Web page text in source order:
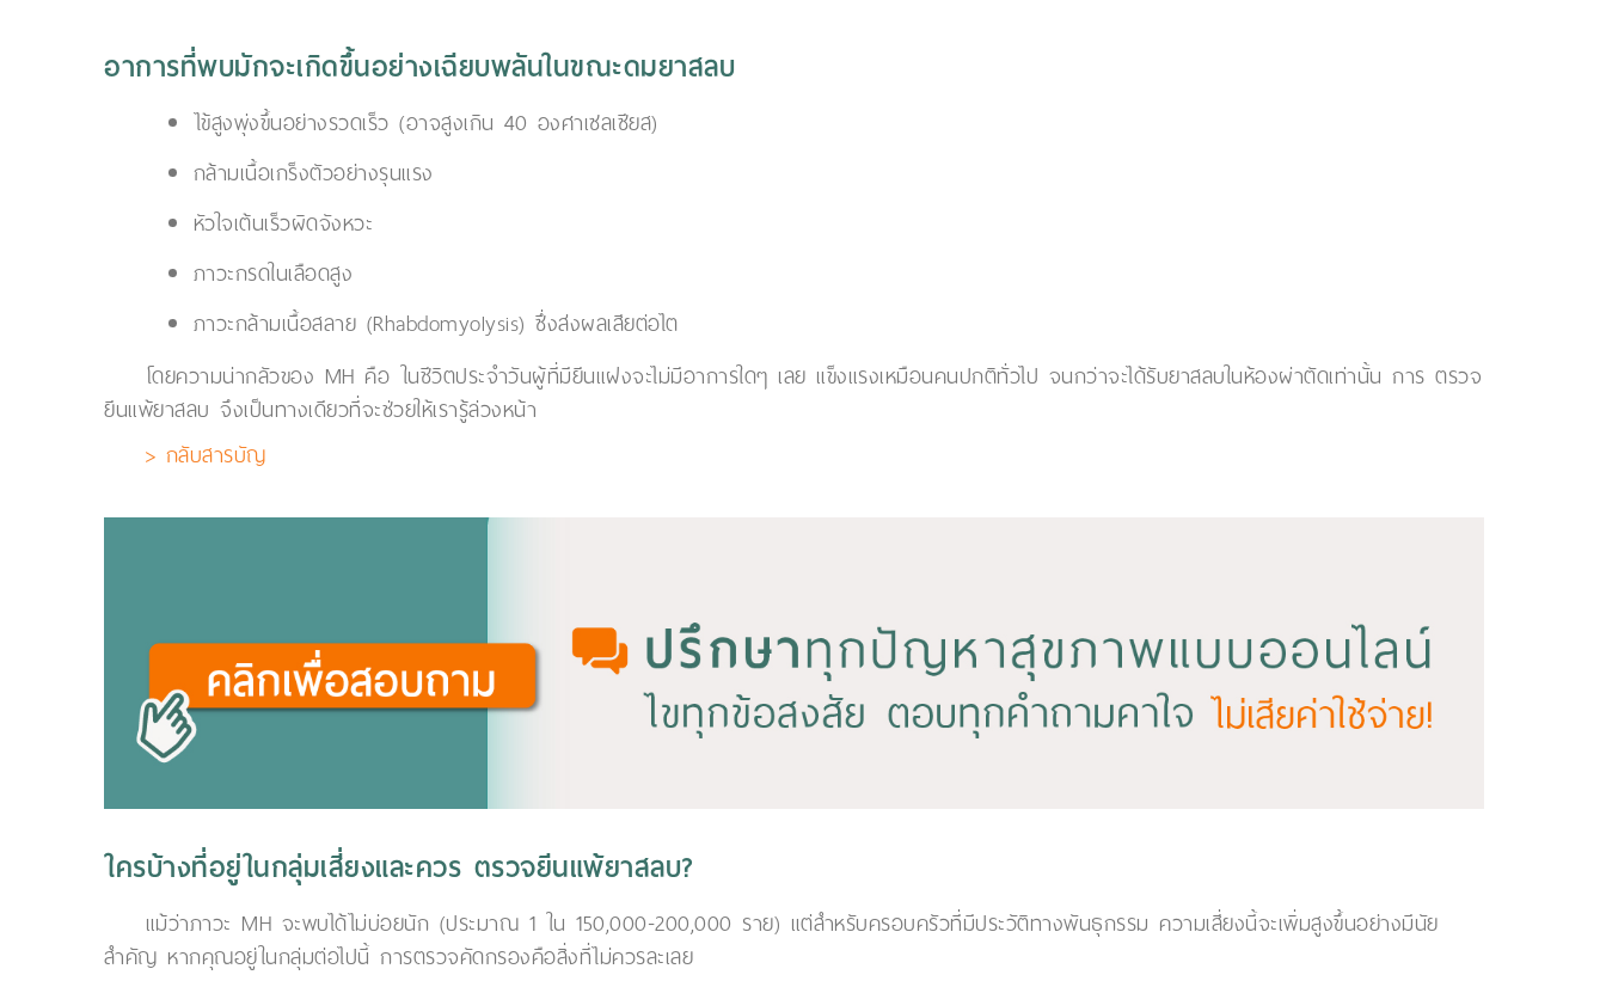
อาการที่พบมักจะเกิดขึ้นอย่างเฉียบพลันในขณะดมยาสลบ
ไข้สูงพุ่งขึ้นอย่างรวดเร็ว (อาจสูงเกิน 40 องศาเซลเซียส)
กล้ามเนื้อเกร็งตัวอย่างรุนแรง
หัวใจเต้นเร็วผิดจังหวะ
ภาวะกรดในเลือดสูง
ภาวะกล้ามเนื้อสลาย (Rhabdomyolysis) ซึ่งส่งผลเสียต่อไต
โดยความน่ากลัวของ MH คือ ในชีวิตประจำวันผู้ที่มียีนแฝงจะไม่มีอาการใดๆ เลย แข็งแรงเหมือนคนปกติทั่วไป จนกว่าจะได้รับยาสลบในห้องผ่าตัดเท่านั้น การ ตรวจ
ยีนแพ้ยาสลบ จึงเป็นทางเดียวที่จะช่วยให้เรารู้ล่วงหน้า
> กลับสารบัญ
ใครบ้างที่อยู่ในกลุ่มเสี่ยงและควร ตรวจยีนแพ้ยาสลบ?
แม้ว่าภาวะ MH จะพบได้ไม่บ่อยนัก (ประมาณ 1 ใน 150,000-200,000 ราย) แต่สำหรับครอบครัวที่มีประวัติทางพันธุกรรม ความเสี่ยงนี้จะเพิ่มสูงขึ้นอย่างมีนัย
สำคัญ หากคุณอยู่ในกลุ่มต่อไปนี้ การตรวจคัดกรองคือสิ่งที่ไม่ควรละเลย